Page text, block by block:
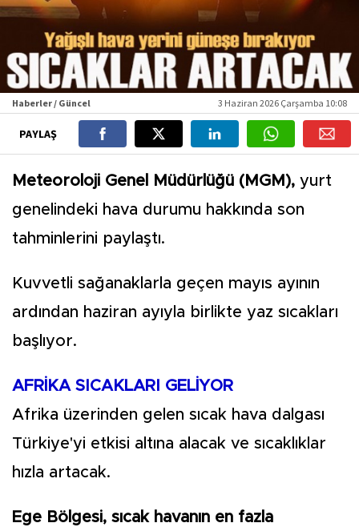
Haberler / Güncel 3 Haziran 2026 Çarşamba 10:08
PAYLAŞ
Meteoroloji Genel Müdürlüğü (MGM), yurt
genelindeki hava durumu hakkında son
tahminlerini paylaştı.
Kuvvetli sağanaklarla geçen mayıs ayının
ardından haziran ayıyla birlikte yaz sıcakları
başlıyor.
AFRİKA SICAKLARI GELİYOR
Afrika üzerinden gelen sıcak hava dalgası
Türkiye'yi etkisi altına alacak ve sıcaklıklar
hızla artacak.
Ege Bölgesi, sıcak havanın en fazla